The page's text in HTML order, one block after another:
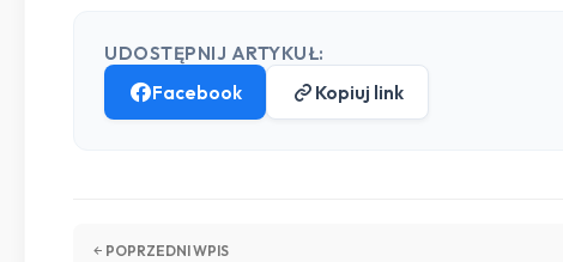
UDOSTĘPNIJ ARTYKUŁ:
Facebook
Kopiuj link
POPRZEDNI WPIS